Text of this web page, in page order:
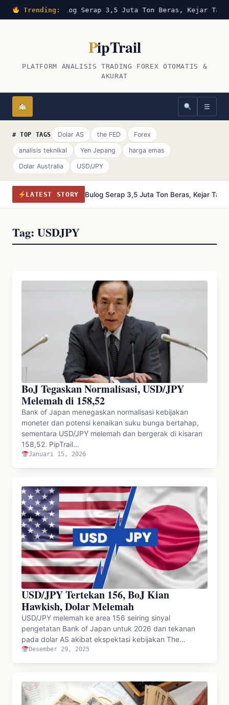
Trending:Bulog Serap 3,5 Juta Ton Beras, Kejar
PipTrail
PLATFORM ANALISIS TRADING FOREX OTOMATIS &
AKURAT
☰
# TOP TAGS Dolar AS the FED Forex
analisis teknikal Yen Jepang harga emas
Dolar Australia USD/JPY
LATEST STORY Bulog Serap 3,5 Juta Ton Beras, Kejar
Tag: USDJPY
BoJ Tegaskan Normalisasi, USD/JPY
Melemah di 158,52
Bank of Japan menegaskan normalisasi kebijakan
moneter dan potensi kenaikan suku bunga bertahap,
sementara USD/JPY melemah dan bergerak di kisaran
158,52. PipTrail…
Januari 15, 2026
USD/JPY Tertekan 156, BoJ Kian
Hawkish, Dolar Melemah
USD/JPY melemah ke area 156 seiring sinyal
pengetatan Bank of Japan untuk 2026 dan tekanan
pada dolar AS akibat ekspektasi kebijakan The…
Desember 29, 2025